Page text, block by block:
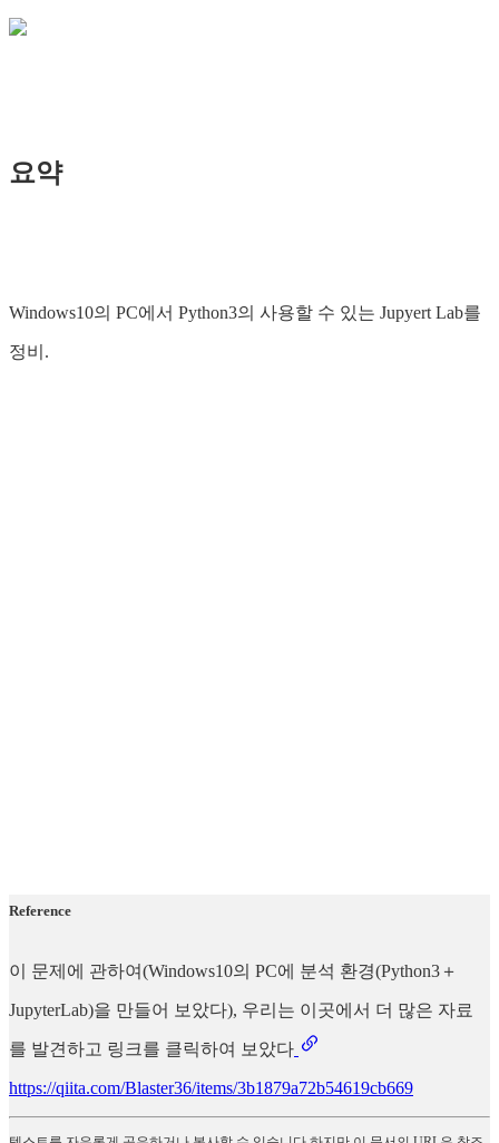
요약
Windows10의 PC에서 Python3의 사용할 수 있는 Jupyert Lab를
정비.
Reference
이 문제에 관하여(Windows10의 PC에 분석 환경(Python3＋
JupyterLab)을 만들어 보았다), 우리는 이곳에서 더 많은 자료
를 발견하고 링크를 클릭하여 보았다
https://qiita.com/Blaster36/items/3b1879a72b54619cb669